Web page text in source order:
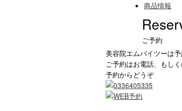
商品情報
ご予約
美容院エムバイツーは予
ご予約はお電話、もし
予約からどうぞ